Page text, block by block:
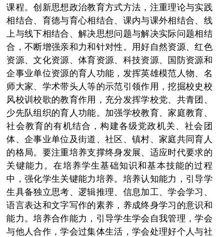
课程。创新思想政治教育方式方法，注重理论与实践
相结合、育德与育心相结合、课内与课外相结合、线
上与线下相结合、解决思想问题与解决实际问题相结
合，不断增强亲和力和针对性。用好自然资源、红色
资源、文化资源、体育资源、科技资源、国防资源和
企事业单位资源的育人功能，发挥英雄模范人物、名
师大家、学术带头人等的示范引领作用，挖掘校史校
风校训校歌的教育作用，充分发挥学校党、共青团、
少先队组织的育人功能。加强学校教育、家庭教育、
社会教育的有机结合，构建各级党政机关、社会团
体、企事业单位及街道、社区、镇村、家庭共同育人
的格局。要注重培养支撑终身发展、适应时代要求的
关键能力。在培养学生基础知识和基本技能的过程
中，强化学生关键能力培养。培养认知能力，引导学
生具备独立思考、逻辑推理、信息加工、学会学习、
语言表达和文字写作的素养，养成终身学习的意识和
能力。培养合作能力，引导学生学会自我管理，学会
与他人合作，学会过集体生活，学会处理好个人与社